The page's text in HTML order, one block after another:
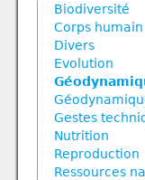
Corps humain
Défense
Divers
Génétique
Nutrition
Nutrition
Nutrition
Corps humain
Défense
Divers
Evolution
Génétique
Molécule
Biodiversité
Corps humain
Divers
Evolution
Gestes
Nutrition
Reproduction
Ressources